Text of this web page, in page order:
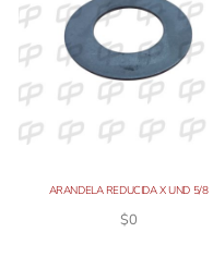
ARANDELA REDUCIDA X UND 5/8
$0